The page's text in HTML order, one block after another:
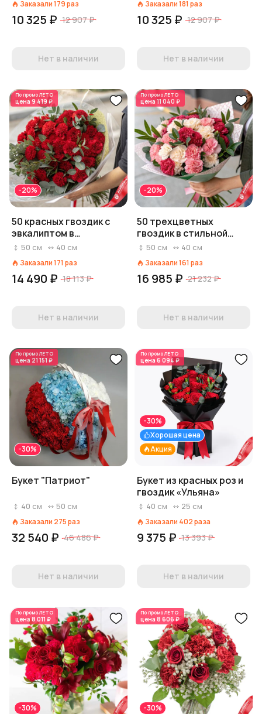
Заказали179раз
10 325 ₽ 12 907 ₽
Нет в наличии
Заказали181 раз
10 325 ₽ 12 907 ₽
Нет в наличии
По промоЛЕТО
цена 9 419 ₽
-20%
50 красных гвоздик с
эвкалиптом в
прозрачной упаковке
50 см 40 см
Заказали171 раз
14 490 ₽ 18 113 ₽
Нет в наличии
По промоЛЕТО
цена 11 040 ₽
-20%
50 трехцветных
гвоздик в стильной
упаковке с рускусом
50 см 40 см
Заказали161 раз
16 985 ₽ 21 232 ₽
Нет в наличии
По промоЛЕТО
цена 21 151 ₽
-30%
Букет "Патриот"
40 см 50 см
Заказали 275раз
32 540 ₽ 46 486 ₽
Нет в наличии
По промоЛЕТО
цена 6 094 ₽
Акция
Хорошая цена
-30%
Букет из красных роз и
гвоздик «Ульяна»
40 см 25 см
Заказали 402раза
9 375 ₽ 13 393 ₽
Нет в наличии
По промоЛЕТО
цена8 011 ₽
-30%
По промоЛЕТО
цена 8 606 ₽
-30%